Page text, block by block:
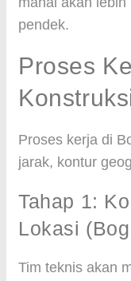
pendek.
Proses
Proses kerja di
jarak, kontur
Tahap 1:
Lokasi
Tim teknis akan